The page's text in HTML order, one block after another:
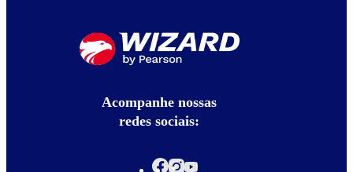
Acompanhe nossas
redes sociais: